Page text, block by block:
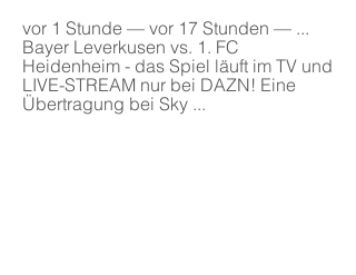
vor 1 Stunde — vor 17 Stunden — ...
Bayer Leverkusen vs. 1. FC
Heidenheim - das Spiel läuft im TV und
LIVE-STREAM nur bei DAZN! Eine
Übertragung bei Sky ...